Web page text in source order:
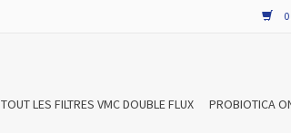
TOUT LES FILTRES VMC DOUBLE FLUX PROBIOTICA